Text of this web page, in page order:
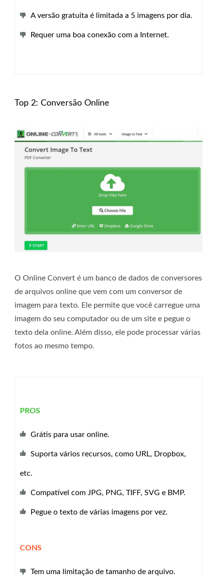
A versão gratuita é limitada a 5 imagens por dia.
Requer uma boa conexão com a Internet.
Top 2: Conversão Online
O Online Convert é um banco de dados de conversores
de arquivos online que vem com um conversor de
imagem para texto. Ele permite que você carregue uma
imagem do seu computador ou de um site e pegue o
texto dela online. Além disso, ele pode processar várias
fotos ao mesmo tempo.
PROS
Grátis para usar online.
Suporta vários recursos, como URL, Dropbox,
etc.
Compatível com JPG, PNG, TIFF, SVG e BMP.
Pegue o texto de várias imagens por vez.
CONS
Tem uma limitação de tamanho de arquivo.